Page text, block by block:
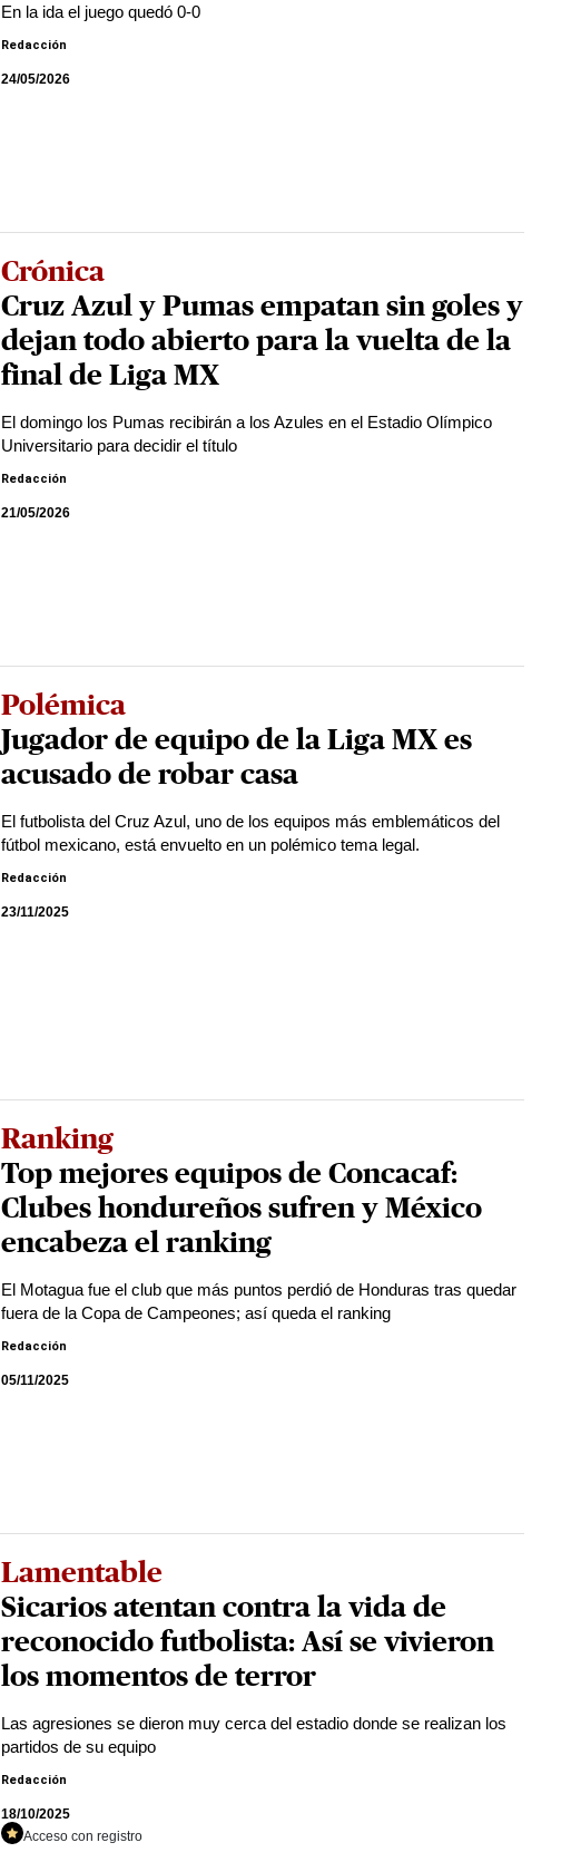
En la ida el juego quedó 0-0
Redacción
24/05/2026
Crónica
Cruz Azul y Pumas empatan sin goles y
dejan todo abierto para la vuelta de la
final de Liga MX
El domingo los Pumas recibirán a los Azules en el Estadio Olímpico
Universitario para decidir el título
Redacción
21/05/2026
Polémica
Jugador de equipo de la Liga MX es
acusado de robar casa
El futbolista del Cruz Azul, uno de los equipos más emblemáticos del
fútbol mexicano, está envuelto en un polémico tema legal.
Redacción
23/11/2025
Ranking
Top mejores equipos de Concacaf:
Clubes hondureños sufren y México
encabeza el ranking
El Motagua fue el club que más puntos perdió de Honduras tras quedar
fuera de la Copa de Campeones; así queda el ranking
Redacción
05/11/2025
Lamentable
Sicarios atentan contra la vida de
reconocido futbolista: Así se vivieron
los momentos de terror
Las agresiones se dieron muy cerca del estadio donde se realizan los
partidos de su equipo
Redacción
18/10/2025
Acceso con registro